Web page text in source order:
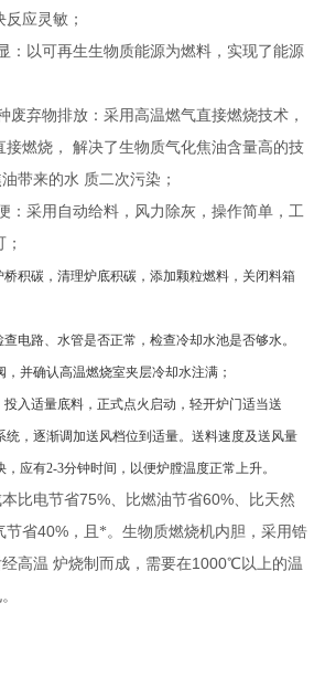
反应灵敏；
：以可再生生物质能源为燃料，实现了能源
废弃物排放：采用高温燃气直接燃烧技术，
接燃烧，
解决了生物质气化焦油含量高的技
带来的水 质二次污染；
：采用自动给料，风力除灰，操作简单，工
积碳，清理炉底积碳，添加颗粒燃料，关闭料箱
电路、水管是否正常，检查冷却水池是否够水。
并确认高温燃烧室夹层冷却水注满；
入适量底料，正式点火启动，轻开炉门适当送
统，逐渐调加送风档位到适量。送料速度及送风量
，应有2-3分钟时间，以便炉膛温度正常上升。
比电节省75%、比燃油节省60%、比天然
节省40% ，且*。生物质燃烧机内胆，采用锆
高温 炉烧制而成，需要在1000℃以上的温